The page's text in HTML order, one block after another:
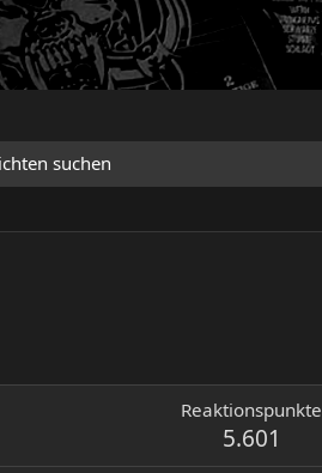
suchen
Reaktionspunkte
5.601